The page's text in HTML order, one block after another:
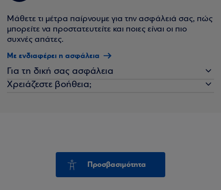
Μάθετε τι μέτρα παίρνουμε για την ασφάλειά σας, πώς
μπορείτε να προστατευτείτε και ποιες είναι οι πιο
συχνές απάτες.
Με ενδιαφέρει η ασφάλεια
Για τη δική σας ασφάλεια
Χρειάζεστε βοήθεια;
Προσβασιμότητα